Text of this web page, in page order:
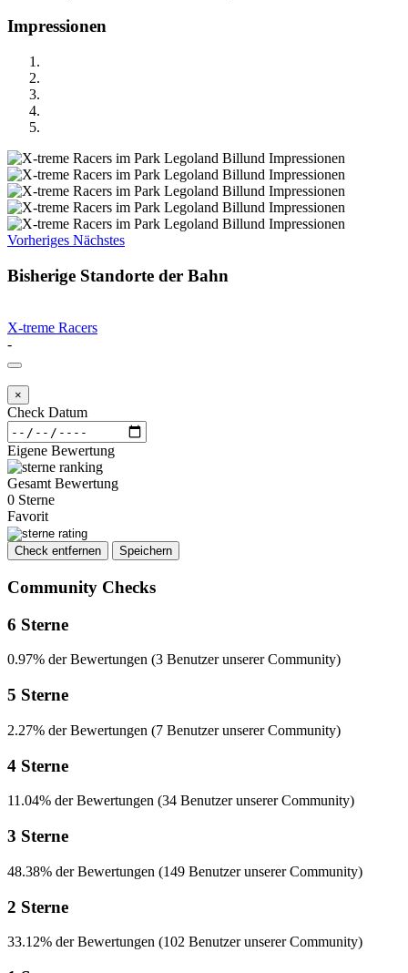
Impressionen
Vorheriges Nächstes
Bisherige Standorte der Bahn
X-treme Racers
-
×
Check Datum
Eigene Bewertung
Gesamt Bewertung
0 Sterne
Favorit
Check entfernen Speichern
Community Checks
6 Sterne
0.97% der Bewertungen (3 Benutzer unserer Community)
5 Sterne
2.27% der Bewertungen (7 Benutzer unserer Community)
4 Sterne
11.04% der Bewertungen (34 Benutzer unserer Community)
3 Sterne
48.38% der Bewertungen (149 Benutzer unserer Community)
2 Sterne
33.12% der Bewertungen (102 Benutzer unserer Community)